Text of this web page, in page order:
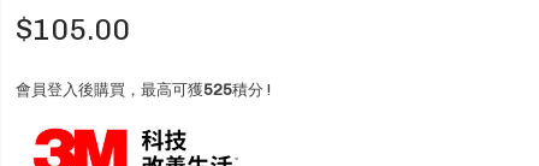
$105.00
會員登入後購買，最高可獲525積分 !